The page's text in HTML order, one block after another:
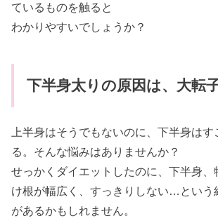
ているものを触ると
わかりやすいでしょうか？
下半身太りの原因は、大転
上半身はそうでもないのに、下半身はす
る。そんな悩みはありませんか？
せっかくダイエットしたのに、下半身、
け根が幅広く、すっきりしない…という
があるかもしれません。